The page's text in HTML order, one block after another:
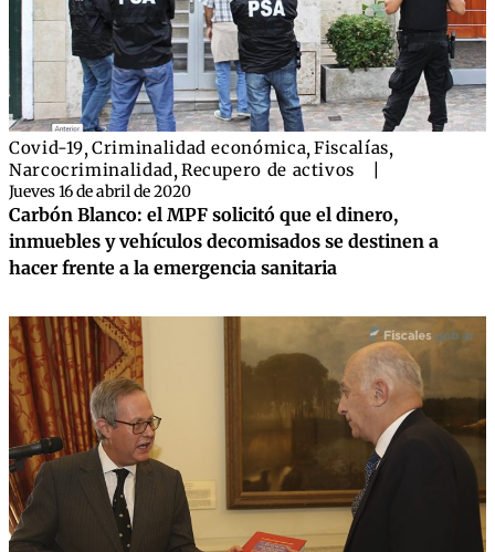
Covid-19,Criminalidad económica,Fiscalías,
Narcocriminalidad,Recupero de activos
Jueves 16 de abril de 2020
Carbón Blanco: el MPF solicitó que el dinero,
inmuebles y vehículos decomisados se destinen a
hacer frente a la emergencia sanitaria